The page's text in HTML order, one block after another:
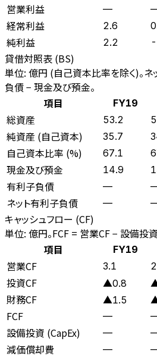
営業利益 —
経常利益 2.6
純利益 2.2
貸借対照表 (BS)
単位: 億円 (自己資本比率を除く)。
負債 − 現金及び預金。
項目
FY19
総資産 53.2
純資産 (自己資本) 35.7
自己資本比率 (%) 67.1
現金及び預金 14.9
有利子負債 —
ネット有利子負債 —
キャッシュフロー (CF)
単位: 億円。FCF = 営業CF − 設備投
項目
FY19
営業CF 3.1
投資CF ▲0.8
財務CF ▲1.5
FCF —
設備投資 (CapEx) —
減価償却費 —